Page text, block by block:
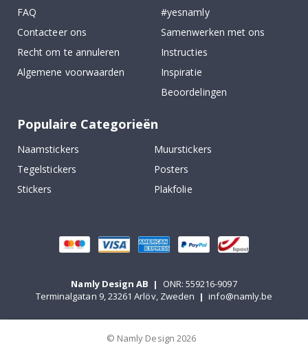
FAQ
Contacteer ons
Recht om te annuleren
Algemene voorwaarden
#yesnamly
Samenwerken met ons
Instructies
Inspiratie
Beoordelingen
Populaire Categorieën
Naamstickers
Muurstickers
Tegelstickers
Posters
Stickers
Plakfolie
Namly Design AB |
ONR: 559216-9097
Terminalgatan 9, 23261 Arlöv, Zweden | info@namly.be
© Namly Design 2026